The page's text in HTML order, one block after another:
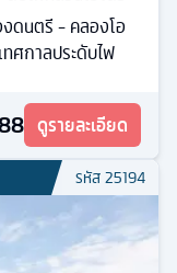
ดนตรี - คลองโอ
ศกาลประดับไฟ
ดูรายละเอียด
รหัส25194